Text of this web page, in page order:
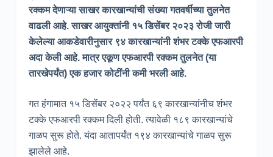
रक्कम देणाऱ्या साखर कारखान्यांची संख्या गतवर्षीच्या तुलनेत
वाढली आहे. साखर आयुक्तांनी १५ डिसेंबर २०२३ रोजी जारी
केलेल्या आकडेवारीनुसार ९४ कारखान्यांनी शंभर टक्के एफआरपी
अदा केली आहे. मात्र एकूण एफआरपी रक्कम तुलनेत (या
तारखेपर्यंत) एक हजार कोटींनी कमी भरली आहे.
गत हंगामात १५ डिसेंबर २०२२ पर्यंत ६९ कारखान्यांनीच शंभर
टक्के एफआरपी रक्कम दिली होती. त्यावेळी १८९ कारखान्यांचे
गाळप सुरू होते. यंदा आतापर्यंत १९४ कारखान्यांचे गाळप सुरू
झालेले आहे.